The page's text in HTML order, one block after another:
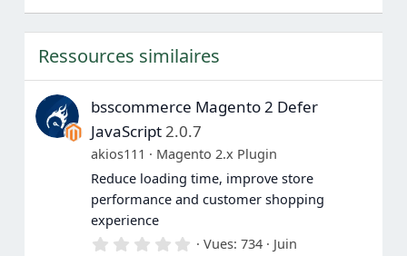
0
o
i
l
e
(
s
)
Ressources similaires
bsscommerce Magento 2 Defer
JavaScript2.0.7
akios111
Magento 2.x Plugin
Reduce loading time, improve store
performance and customer shopping
experience
0 Vues 734
Juin